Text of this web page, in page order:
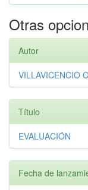
Otras
Autor
VILLAVICENCIO
Título
EVALUACIÓN
Fecha de